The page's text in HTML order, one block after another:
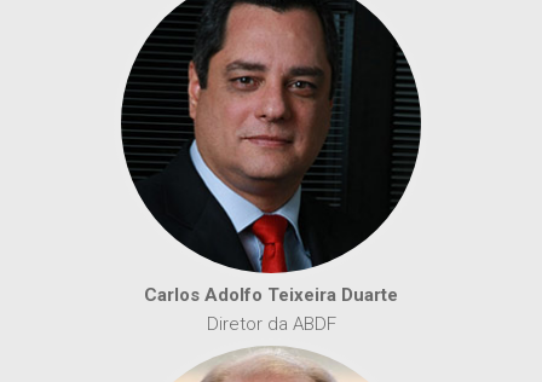
Carlos Adolfo Teixeira Duarte
Diretor da ABDF